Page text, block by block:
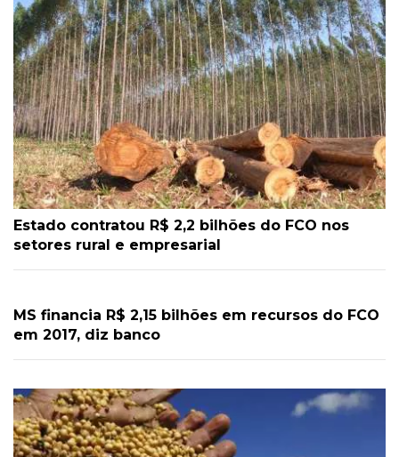
Estado contratou R$ 2,2 bilhões do FCO nos
setores rural e empresarial
MS financia R$ 2,15 bilhões em recursos do FCO
em 2017, diz banco